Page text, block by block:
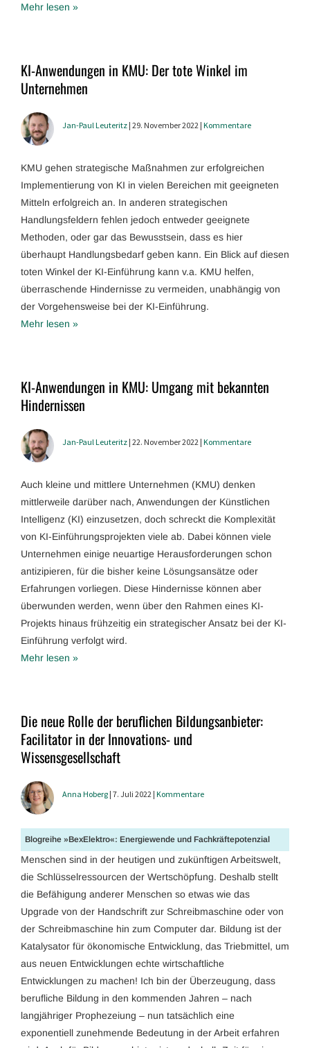
Mehr lesen »
KI-Anwendungen in KMU: Der tote Winkel im
Unternehmen
Jan-Paul Leuteritz | 29. November 2022 | Kommentare
KMU gehen strategische Maßnahmen zur erfolgreichen
Implementierung von KI in vielen Bereichen mit geeigneten
Mitteln erfolgreich an. In anderen strategischen
Handlungsfeldern fehlen jedoch entweder geeignete
Methoden, oder gar das Bewusstsein, dass es hier
überhaupt Handlungsbedarf geben kann. Ein Blick auf diesen
toten Winkel der KI-Einführung kann v.a. KMU helfen,
überraschende Hindernisse zu vermeiden, unabhängig von
der Vorgehensweise bei der KI-Einführung.
Mehr lesen »
KI-Anwendungen in KMU: Umgang mit bekannten
Hindernissen
Jan-Paul Leuteritz | 22. November 2022 | Kommentare
Auch kleine und mittlere Unternehmen (KMU) denken
mittlerweile darüber nach, Anwendungen der Künstlichen
Intelligenz (KI) einzusetzen, doch schreckt die Komplexität
von KI-Einführungsprojekten viele ab. Dabei können viele
Unternehmen einige neuartige Herausforderungen schon
antizipieren, für die bisher keine Lösungsansätze oder
Erfahrungen vorliegen. Diese Hindernisse können aber
überwunden werden, wenn über den Rahmen eines KI-
Projekts hinaus frühzeitig ein strategischer Ansatz bei der KI-
Einführung verfolgt wird.
Mehr lesen »
Die neue Rolle der beruflichen Bildungsanbieter:
Facilitator in der Innovations- und
Wissensgesellschaft
Anna Hoberg | 7. Juli 2022 | Kommentare
Blogreihe »BexElektro«: Energiewende und Fachkräftepotenzial
Menschen sind in der heutigen und zukünftigen Arbeitswelt,
die Schlüsselressourcen der Wertschöpfung. Deshalb stellt
die Befähigung anderer Menschen so etwas wie das
Upgrade von der Handschrift zur Schreibmaschine oder von
der Schreibmaschine hin zum Computer dar. Bildung ist der
Katalysator für ökonomische Entwicklung, das Triebmittel, um
aus neuen Entwicklungen echte wirtschaftliche
Entwicklungen zu machen! Ich bin der Überzeugung, dass
berufliche Bildung in den kommenden Jahren – nach
langjähriger Prophezeiung – nun tatsächlich eine
exponentiell zunehmende Bedeutung in der Arbeit erfahren